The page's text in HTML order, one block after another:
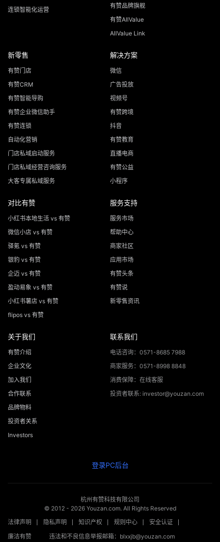
连锁智能化运营
有赞品牌旗舰
有赞AllValue
AllValue Link
新零售
有赞门店
有赞CRM
有赞智能导购
有赞企业微信助手
有赞连锁
自动化营销
门店私域启动服务
门店私域经营咨询服务
大客专属私域服务
解决方案
微信
广告投放
视频号
有赞跨境
抖音
有赞教育
直播电商
有赞公益
小程序
对比有赞
小红书本地生活 vs 有赞
微信小店 vs 有赞
驿氪 vs 有赞
银豹 vs 有赞
企迈 vs 有赞
盈动易象 vs 有赞
小红书薯店 vs 有赞
flipos vs 有赞
服务支持
服务市场
帮助中心
商家社区
应用市场
有赞头条
有赞说
新零售资讯
关于我们
有赞介绍
企业文化
加入我们
合作联系
品牌物料
投资者关系
Investors
联系我们
电话咨询：0571-8685 7988
商家服务：0571-8998 8848
消费保障：在线客服
投资者联系: investor@youzan.com
登录PC后台
杭州有赞科技有限公司
© 2012 - 2026Youzan.com. All Rights Reserved
法律声明
隐私声明 知识产权 规则中心
安全认证
廉洁有赞
违法和不良信息举报邮箱：blxxjb@youzan.com